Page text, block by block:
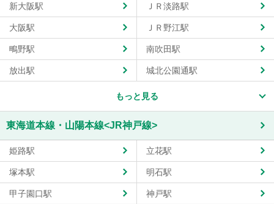
新大阪駅 ＪＲ淡路駅
大阪駅 ＪＲ野江駅
鴫野駅 南吹田駅
放出駅 城北公園通駅
もっと見る
東海道本線・山陽本線<JR神戸線>
姫路駅 立花駅
塚本駅 明石駅
甲子園口駅 神戸駅